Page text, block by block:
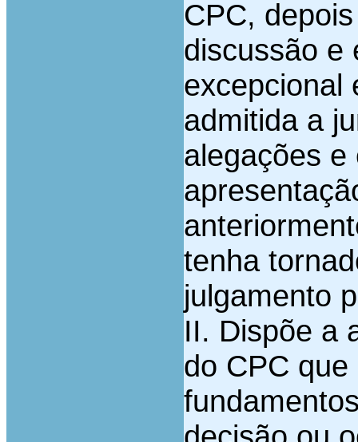
CPC,
discussão e
excepcional
admitida a
alegações e
tenha
julgamento
II. Dispõe a
do CPC